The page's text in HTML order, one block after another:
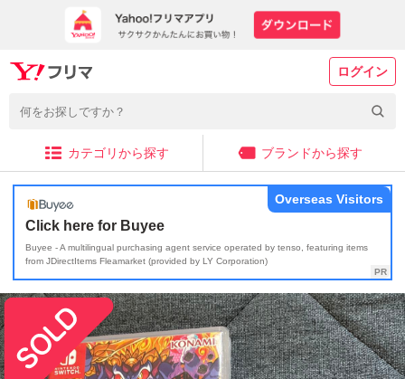
ログイン
カテゴリから探す ブランドから探す
Click here for Buyee
Buyee - A multilingual purchasing agent service operated by tenso, featuring items
from JDirectItems Fleamarket (provided by LY Corporation)
Overseas Visitors